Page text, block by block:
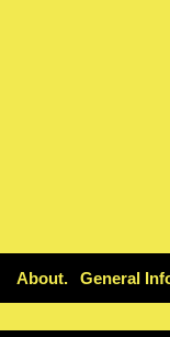
About General